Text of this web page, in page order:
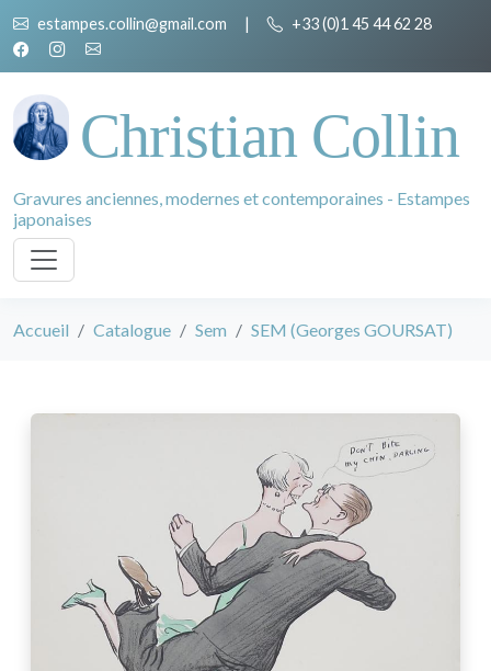
estampes.collin@gmail.com | +33 (0)1 45 44 62 28
Christian Collin
Gravures anciennes, modernes et contemporaines - Estampes
japonaises
Accueil Catalogue Sem SEM (Georges GOURSAT)